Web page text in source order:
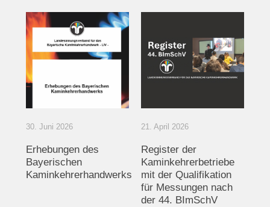
30. Juni 2026
Erhebungen des
Bayerischen
Kaminkehrerhandwerks
21. April 2026
Register der
Kaminkehrerbetriebe
mit der Qualifikation
für Messungen nach
der 44. BImSchV